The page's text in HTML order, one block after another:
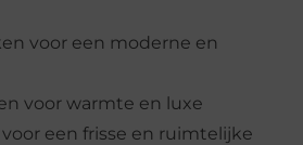
voor een moderne en
voor warmte en luxe
een frisse en ruimtelijke